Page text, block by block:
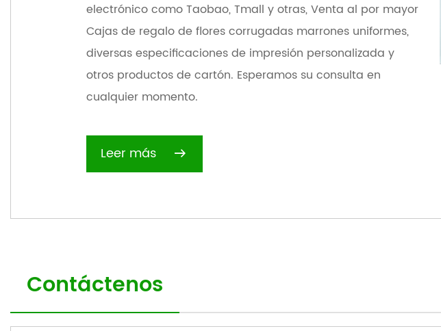
electrónico como Taobao, Tmall y otras,Venta al por mayor
Cajas de regalo de flores corrugadas marrones uniformes,
diversas especificaciones de impresión personalizada y
otros productos de cartón. Esperamos su consulta en
cualquier momento.
Leer más
Contáctenos